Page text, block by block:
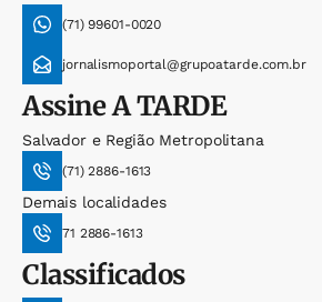
(71) 99601-0020
jornalismoportal@grupoatarde.com.br
AssineA TARDE
Salvador e Região Metropolitana
(71) 2886-1613
Demais localidades
71 2886-1613
Classificados